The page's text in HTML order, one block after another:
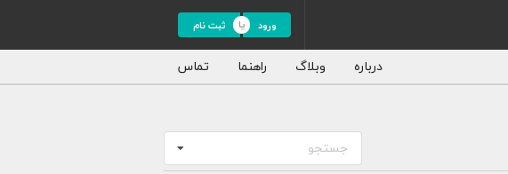
ورود ثبت نام
درباره وبلاگ راهنما تماس
جستجو